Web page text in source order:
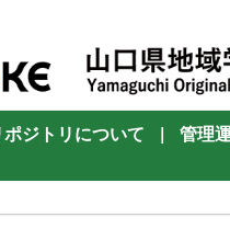
ジトリについて |
管理